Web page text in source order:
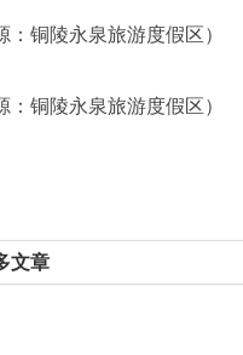
铜陵永泉旅游度假区）
铜陵永泉旅游度假区）
文章